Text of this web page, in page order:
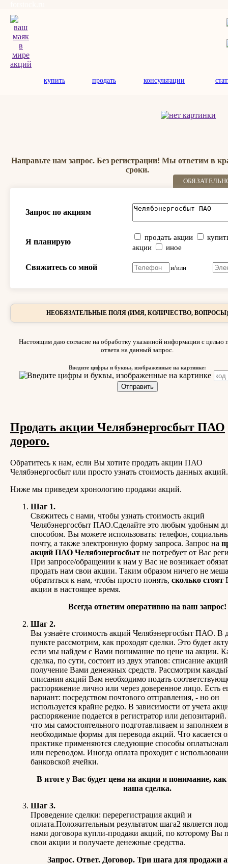
купить продать консультации
Направьте нам запрос. Без регистрации! Мы ответим в
сроки.
Запрос по акциям
Я планирую продать акции
акции
иное
Свяжитесь со мной и/или
НЕОБЯЗАТЕЛЬНЫЕ ПОЛЯ (ИМЯ, КОЛИЧЕСТВО, ВОПРОСЫ)
Настоящим даю согласие на обработку указанной информации с целью
ответа на данный запрос.
Введите цифры и буквы, изображенные на картинке:
Продать акции Челябэнергосбыт ПАО
дорого.
Обратитесь к нам, если Вы хотите продать акции ПАО
Челябэнергосбыт или просто узнать стоимость данных акций.
Ниже мы приведем хронологию продажи акций.
Шаг 1.
Свяжитесь с нами, чтобы узнать стоимость акций
Челябэнергосбыт ПАО.Сделайте это любым удобным
способом. Вы можете использовать: телефон,
почту, а также электронную форму запроса. Запрос на
акций ПАО Челябэнергосбыт не потребует от Вас
При запросе/обращении к нам у Вас не возникает
продать нам свои акции. Таким образом ничего не
обратиться к нам, чтобы просто понять, сколько стоят
акции в настоящее время.
Всегда ответим оперативно на ваш запрос!
Шаг 2.
Вы узнаёте стоимость акций Челябэнергосбыт ПАО. В
пункте рассмотрим, как проходят сделки. Это будет
если мы найдем с Вами понимание по цене на акции.
сделка, по сути, состоит из двух этапов: списание
получение Вами денежных средств. Рассмотрим
списания акций Вам необходимо подать
распоряжение лично или через доверенное лицо. Есть
вариант: посредством почтового отправления, - но он
используется крайне редко. В зависимости от учета
распоряжение подается в регистратор или
что мы самостоятельного подготавливаем и заполняем
необходимые формы для перевода акций. Что касается
практике применяются следующие способы
или переводом. Иногда оплата проходит с
банковской ячейки.
В итоге у Вас будет цена на акции и понимание,
наша сделка.
Шаг 3.
Проведение сделки: перерегистрация акций и
оплата.Положительным результатом шага2 является
нами договора купли-продажи акций, по которому Вы
свои акции и получаете денежные средства.
Запрос. Ответ. Договор. Три шага для продажи